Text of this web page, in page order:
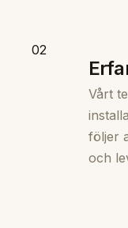
02
Vårt
följer
och